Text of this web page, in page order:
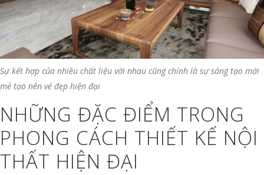
Sự kết hợp của nhiều chất liệu với nhau cũng chính là sự sáng tạo mới
mẻ tạo nên vẻ đẹp hiện đại
NHỮNG ĐẶC ĐIỂM TRONG
PHONG CÁCH THIẾT KẾ NỘI
THẤT HIỆN ĐẠI